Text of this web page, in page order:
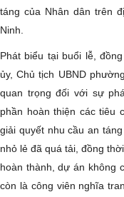
táng của Nhân dân trên
Ninh.
Phát biểu tại buổi lễ,
ủy, Chủ tịch UBND
quan trọng đối với sự
phần hoàn thiện các tiêu
giải quyết nhu cầu an
nhỏ lẻ đã quá tải, đồng
hoàn thành, dự án không
còn là công viên nghĩa